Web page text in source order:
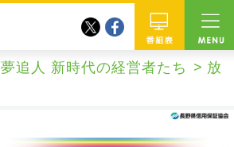
番組
twitterfacebook
追人 新時代の経営者たち
放